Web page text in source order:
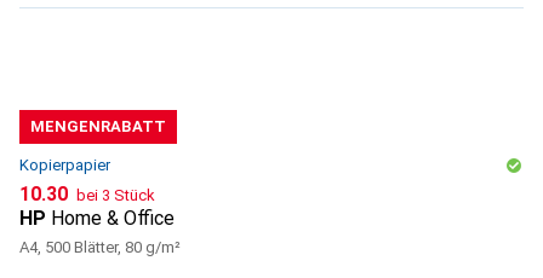
MENGENRABATT
Kopierpapier
CHF
10.30 bei 3 Stück
HP Home & Office
A4, 500 Blätter, 80 g/m²